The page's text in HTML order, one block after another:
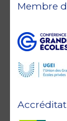
Membre